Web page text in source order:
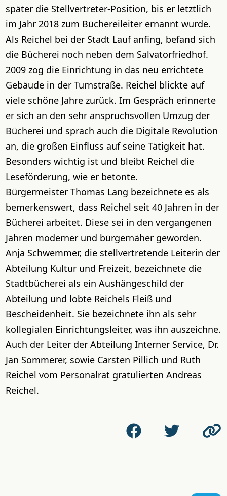
später die Stellvertreter-Position, bis er letztlich
im Jahr 2018 zum Büchereileiter ernannt wurde.
Als Reichel bei der Stadt Lauf anfing, befand sich
die Bücherei noch neben dem Salvatorfriedhof.
2009 zog die Einrichtung in das neu errichtete
Gebäude in der Turnstraße. Reichel blickte auf
viele schöne Jahre zurück. Im Gespräch erinnerte
er sich an den sehr anspruchsvollen Umzug der
Bücherei und sprach auch die Digitale Revolution
an, die großen Einfluss auf seine Tätigkeit hat.
Besonders wichtig ist und bleibt Reichel die
Leseförderung, wie er betonte.
Bürgermeister Thomas Lang bezeichnete es als
bemerkenswert, dass Reichel seit 40 Jahren in der
Bücherei arbeitet. Diese sei in den vergangenen
Jahren moderner und bürgernäher geworden.
Anja Schwemmer, die stellvertretende Leiterin der
Abteilung Kultur und Freizeit, bezeichnete die
Stadtbücherei als ein Aushängeschild der
Abteilung und lobte Reichels Fleiß und
Bescheidenheit. Sie bezeichnete ihn als sehr
kollegialen Einrichtungsleiter, was ihn auszeichne.
Auch der Leiter der Abteilung Interner Service, Dr.
Jan Sommerer, sowie Carsten Pillich und Ruth
Reichel vom Personalrat gratulierten Andreas
Reichel.